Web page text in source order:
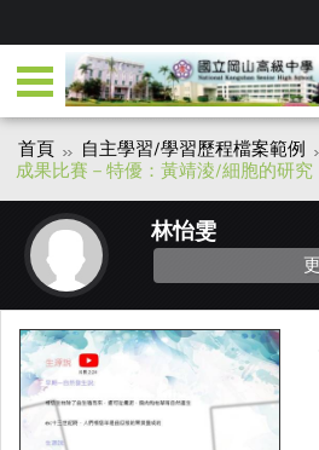
首頁 自主學習/學習歷程檔案範例
成果比賽－特優：黃靖淩/細胞的研究
林怡雯